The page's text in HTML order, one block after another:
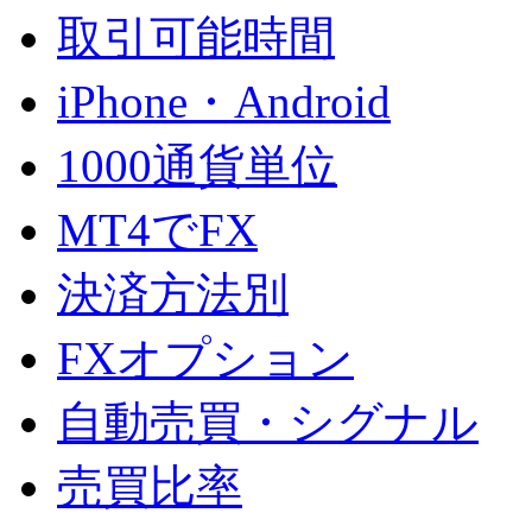
取引可能時間
iPhone・Android
1000通貨単位
MT4でFX
決済方法別
FXオプション
自動売買・シグナル
売買比率